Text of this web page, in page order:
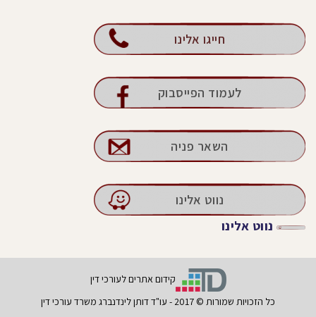
חייגו אלינו
לעמוד הפייסבוק
השאר פניה
נווט אלינו
נווט אלינו
קידום אתרים לעורכי דין
כל הזכויות שמורות © 2017 - עו"ד דותן לינדנברג משרד עורכי דין